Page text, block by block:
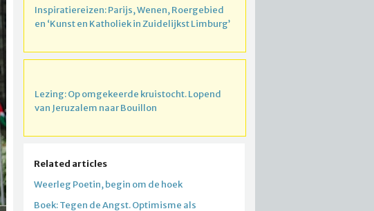
Inspiratiereizen: Parijs, Wenen, Roergebied
en ‘Kunst en Katholiek in Zuidelijkst Limburg’
Lezing: Op omgekeerde kruistocht. Lopend
van Jeruzalem naar Bouillon
Related articles
Weerleg Poetin, begin om de hoek
Boek: Tegen de Angst. Optimisme als